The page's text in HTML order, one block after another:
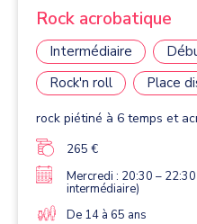
Rock acrobatique
Intermédiaire
Rock'n roll
Place
rock piétiné à 6 temps et
265 €
Mercredi : 20:30 –
intermédiaire)
De 14 à 65 ans